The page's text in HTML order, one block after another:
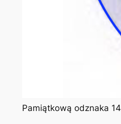
Pamiątkową odznaka